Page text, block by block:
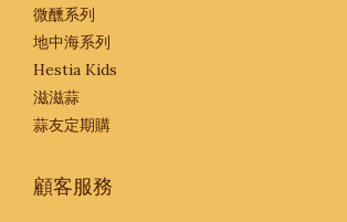
微醺系列
地中海系列
Hestia Kids
滋滋蒜
蒜友定期購
顧客服務